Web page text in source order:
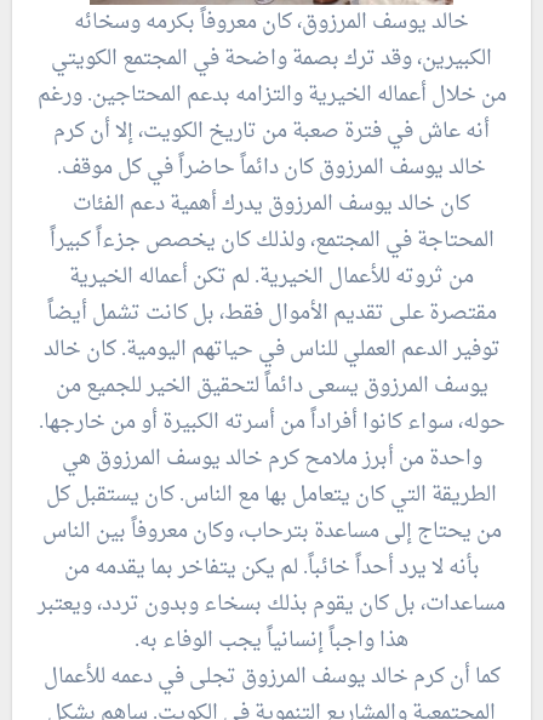
خالد يوسف المرزوق، كان معروفاً بكرمه وسخائه
الكبيرين، وقد ترك بصمة واضحة في المجتمع الكويتي
من خلال أعماله الخيرية والتزامه بدعم المحتاجين. ورغم
أنه عاش في فترة صعبة من تاريخ الكويت، إلا أن كرم
خالد يوسف المرزوق كان دائماً حاضراً في كل موقف.
كان خالد يوسف المرزوق يدرك أهمية دعم الفئات
المحتاجة في المجتمع، ولذلك كان يخصص جزءاً كبيراً
من ثروته للأعمال الخيرية. لم تكن أعماله الخيرية
مقتصرة على تقديم الأموال فقط، بل كانت تشمل أيضاً
توفير الدعم العملي للناس في حياتهم اليومية. كان خالد
يوسف المرزوق يسعى دائماً لتحقيق الخير للجميع من
حوله، سواء كانوا أفراداً من أسرته الكبيرة أو من خارجها.
واحدة من أبرز ملامح كرم خالد يوسف المرزوق هي
الطريقة التي كان يتعامل بها مع الناس. كان يستقبل كل
من يحتاج إلى مساعدة بترحاب، وكان معروفاً بين الناس
بأنه لا يرد أحداً خائباً. لم يكن يتفاخر بما يقدمه من
مساعدات، بل كان يقوم بذلك بسخاء وبدون تردد، ويعتبر
هذا واجباً إنسانياً يجب الوفاء به.
كما أن كرم خالد يوسف المرزوق تجلى في دعمه للأعمال